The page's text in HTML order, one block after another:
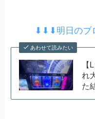
⬇︎⬇︎⬇︎明日のブ
あわせて読みたい
れ
た